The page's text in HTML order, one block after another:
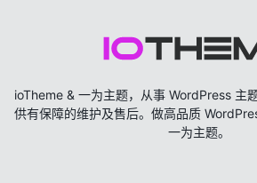
ioTheme & 一为主题，从事 WordPress 主
供有保障的维护及售后。做高品质
一为主题。